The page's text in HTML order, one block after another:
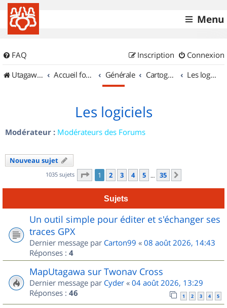
Menu
FAQ Connexion
Inscription
UtagawaVTT (Randos VTT et VTTAE avec traces GPS)
Accueil forum Générale Cartographie et GPS Les logiciels
Les logiciels
Modérateur : Modérateurs des Forums
Nouveau sujet
1035 sujets Page 1sur
1 2 3 4 5 … 35
Sujets
Un outil simple pour éditer et s'échanger ses
traces GPX
Dernier message par Carton99 « 08 août 2026, 14:43
Réponses : 4
MapUtagawa sur Twonav Cross
Dernier message par Cyder « 04 août 2026, 13:29
Réponses : 46 1 2 3 4 5